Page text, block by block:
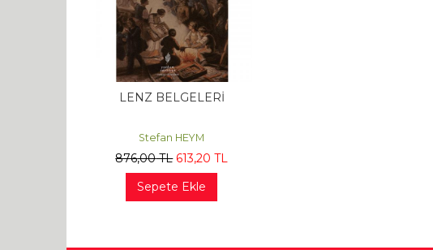
LENZ BELGELERİ
Stefan HEYM
876,00TL 613,20 TL
Sepete Ekle